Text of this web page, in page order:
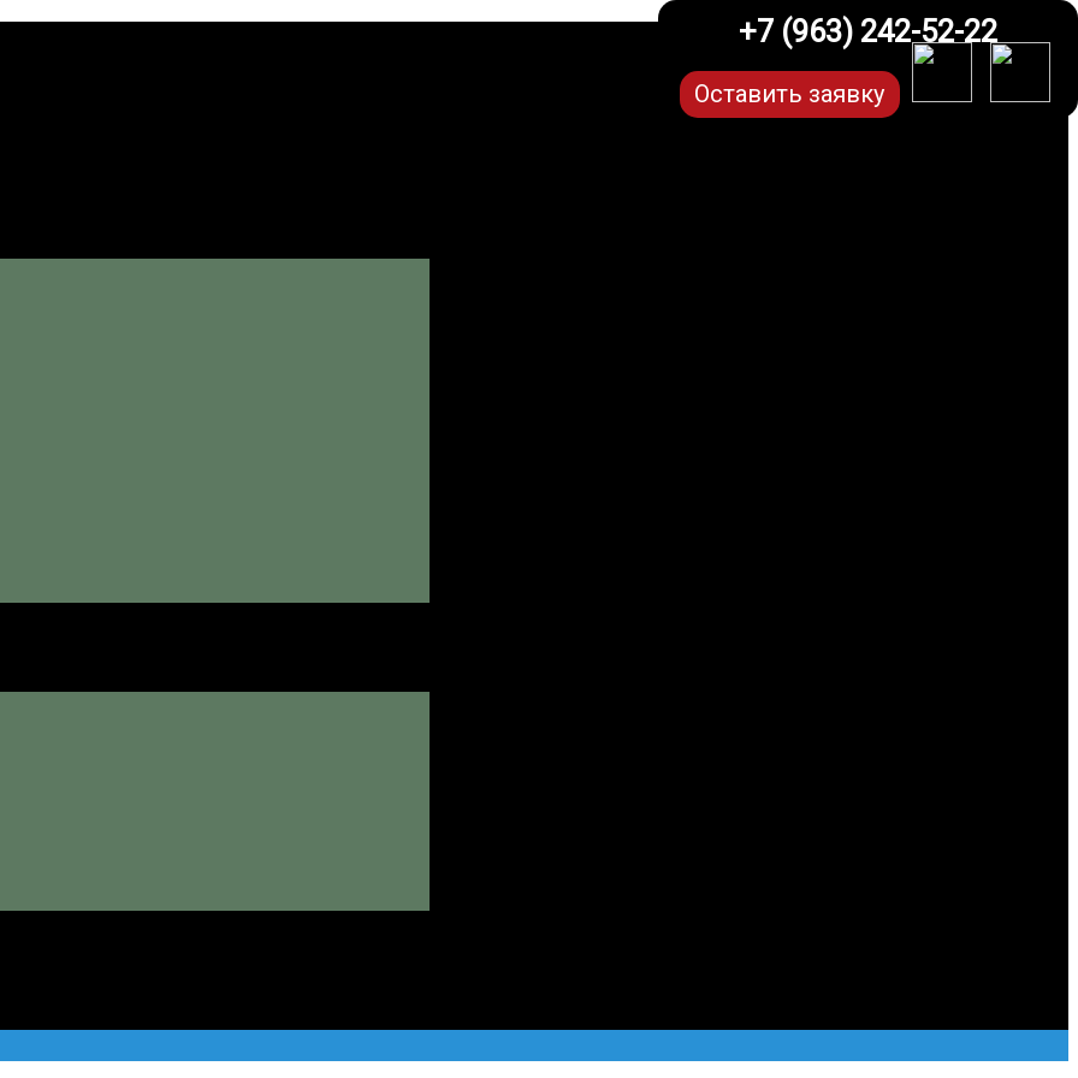
+7 (963) 242-52-22
Оставить заявку